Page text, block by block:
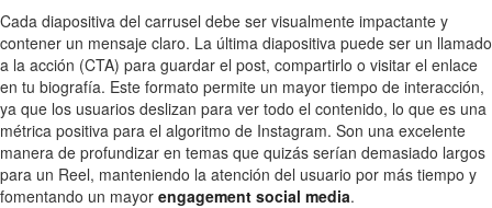
Cada diapositiva del carrusel debe ser visualmente impactante y
contener un mensaje claro. La última diapositiva puede ser un llamado
a la acción (CTA) para guardar el post, compartirlo o visitar el enlace
en tu biografía. Este formato permite un mayor tiempo de interacción,
ya que los usuarios deslizan para ver todo el contenido, lo que es una
métrica positiva para el algoritmo de Instagram. Son una excelente
manera de profundizar en temas que quizás serían demasiado largos
para un Reel, manteniendo la atención del usuario por más tiempo y
fomentando un mayor engagement social media.